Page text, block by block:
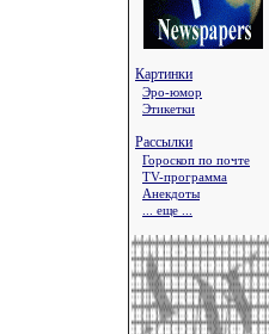
Картинки
Эро-юмор
Этикетки
Рассылки
Гороскоп по почте
TV-программа
Анекдоты
... еще ...